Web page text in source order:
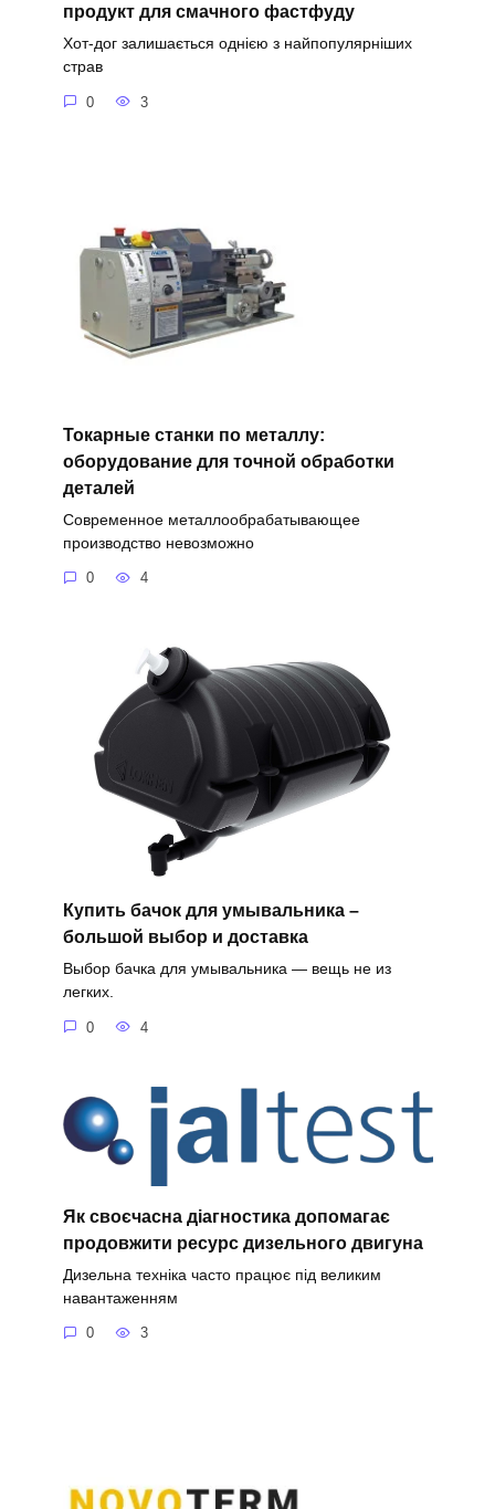
продукт для смачного фастфуду
Хот-дог залишається однією з найпопулярніших
страв
0 3
Токарные станки по металлу:
оборудование для точной обработки
деталей
Современное металлообрабатывающее
производство невозможно
0 4
Купить бачок для умывальника –
большой выбор и доставка
Выбор бачка для умывальника — вещь не из
легких.
0 4
Як своєчасна діагностика допомагає
продовжити ресурс дизельного двигуна
Дизельна техніка часто працює під великим
навантаженням
0 3